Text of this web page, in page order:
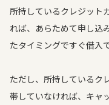
所持しているクレジット
れば、あらためて申し込
たタイミングですぐ借入
ただし、所持しているク
帯していなければ、キャ